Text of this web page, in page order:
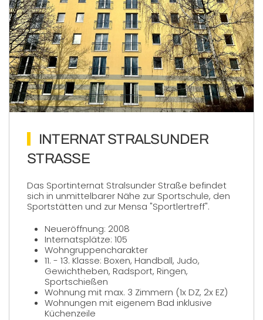
INTERNAT STRALSUNDER
STRASSE
Das Sportinternat Stralsunder Straße befindet
sich in unmittelbarer Nähe zur Sportschule, den
Sportstätten und zur Mensa "Sportlertreff".
Neueröffnung: 2008
Internatsplätze: 105
Wohngruppencharakter
11. - 13. Klasse: Boxen, Handball, Judo,
Gewichtheben, Radsport, Ringen,
Sportschießen
Wohnung mit max. 3 Zimmern (1x DZ, 2x EZ)
Wohnungen mit eigenem Bad inklusive
Küchenzeile